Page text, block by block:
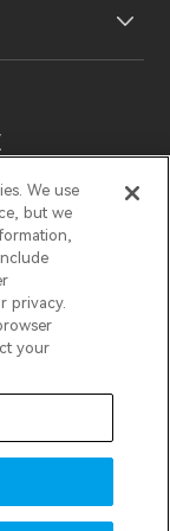
We use
but we
privacy.
your